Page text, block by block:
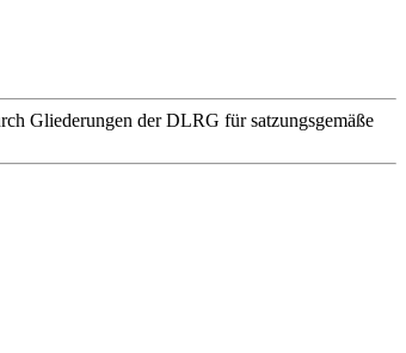
Gliederungen der DLRG für satzungsgemäße